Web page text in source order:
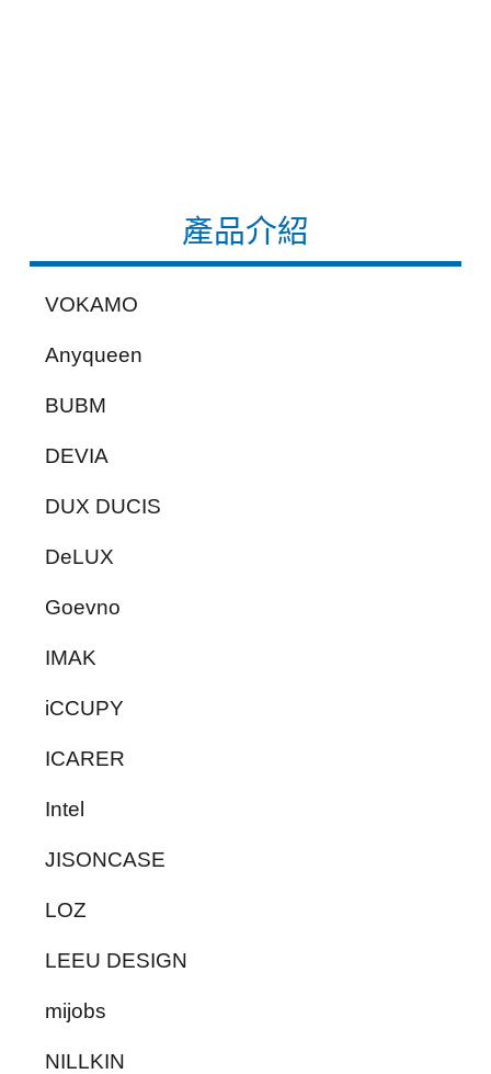
產品介紹
VOKAMO
Anyqueen
BUBM
DEVIA
DUX DUCIS
DeLUX
Goevno
IMAK
iCCUPY
ICARER
Intel
JISONCASE
LOZ
LEEU DESIGN
mijobs
NILLKIN